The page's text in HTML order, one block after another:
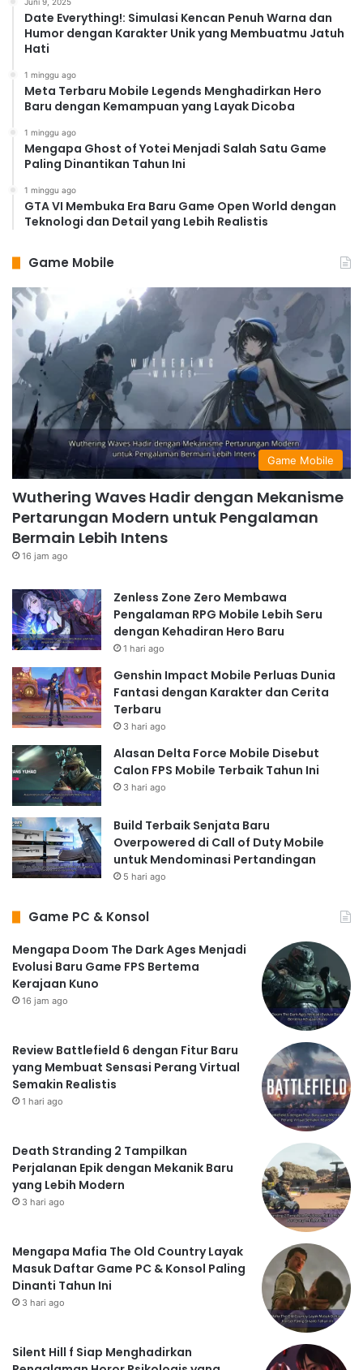
Date Everything!: Simulasi Kencan Penuh Warna dan
Humor dengan Karakter Unik yang Membuatmu Jatuh
Hati
1 minggu ago
Meta Terbaru Mobile Legends Menghadirkan Hero
Baru dengan Kemampuan yang Layak Dicoba
1 minggu ago
Mengapa Ghost of Yotei Menjadi Salah Satu Game
Paling Dinantikan Tahun Ini
1 minggu ago
GTA VI Membuka Era Baru Game Open World dengan
Teknologi dan Detail yang Lebih Realistis
Game Mobile
Game Mobile
Wuthering Waves Hadir dengan Mekanisme
Pertarungan Modern untuk Pengalaman
Bermain Lebih Intens
16 jam ago
Zenless Zone Zero Membawa
Pengalaman RPG Mobile Lebih Seru
dengan Kehadiran Hero Baru
1 hari ago
Genshin Impact Mobile Perluas Dunia
Fantasi dengan Karakter dan Cerita
Terbaru
3 hari ago
Alasan Delta Force Mobile Disebut
Calon FPS Mobile Terbaik Tahun Ini
3 hari ago
Build Terbaik Senjata Baru
Overpowered di Call of Duty Mobile
untuk Mendominasi Pertandingan
5 hari ago
Game PC & Konsol
Mengapa Doom The Dark Ages Menjadi
Evolusi Baru Game FPS Bertema
Kerajaan Kuno
16 jam ago
Review Battlefield 6 dengan Fitur Baru
yang Membuat Sensasi Perang Virtual
Semakin Realistis
1 hari ago
Death Stranding 2 Tampilkan
Perjalanan Epik dengan Mekanik Baru
yang Lebih Modern
3 hari ago
Mengapa Mafia The Old Country Layak
Masuk Daftar Game PC & Konsol Paling
Dinanti Tahun Ini
3 hari ago
Silent Hill f Siap Menghadirkan